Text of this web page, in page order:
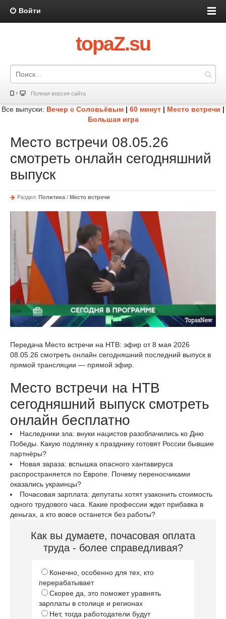
Войти
topaZ.su
Полная версия сайта
Все выпуски: Вечер с Соловьёвым | 60 минут | Место встречи |
Большая игра
Место встречи 08.05.26
смотреть онлайн сегодняшний
выпуск
Раздел: Политика / Место встречи
Передача Место встречи на НТВ: эфир от 8 мая 2026
08.05.26 смотреть онлайн сегодняшний последний выпуск в
прямой трансляции — прямой эфир.
Место встречи на НТВ
сегодняшний выпуск смотреть
онлайн бесплатно
Наследники зла: внуки нацистов разоблачились ко Дню
Победы. Какую подлянку к празднику готовят России бывшие
партнёры?
Новая зараза: вспышка опасного хантавируса
распространяется по Европе. Почему переносчиками
оказались украинцы?
Почасовая зарплата: депутаты хотят узаконить стоимость
одного трудового часа. Какие профессии ждет прибавка в
деньгах, а кто вовсе останется без работы?
Как вы думаете, почасовая оплата
труда - более справедливая?
Конечно, особенно для тех, кто
перерабатывает
Скорее да, это поможет уравнять
зарплаты в столице и регионах
Нет, тогда работодатели будут